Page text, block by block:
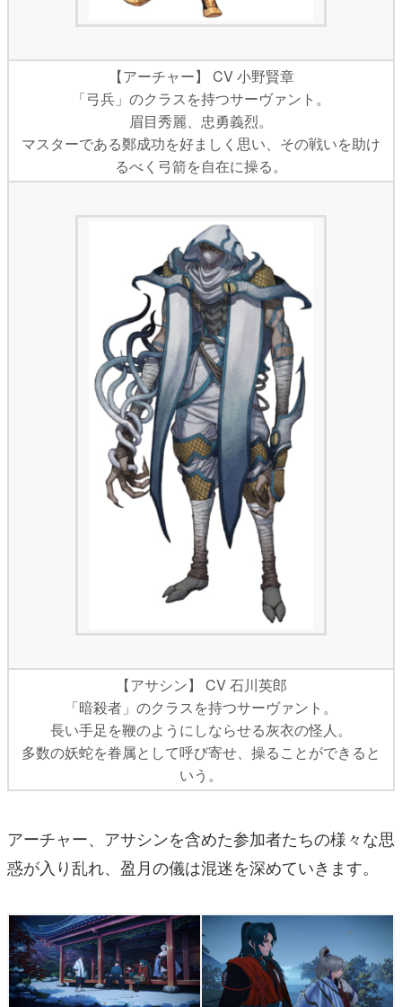
【アーチャー】 CV 小野賢章
「弓兵」のクラスを持つサーヴァント。
眉目秀麗、忠勇義烈。
マスターである鄭成功を好ましく思い、その戦いを助け
るべく弓箭を自在に操る。
【アサシン】 CV 石川英郎
「暗殺者」のクラスを持つサーヴァント。
長い手足を鞭のようにしならせる灰衣の怪人。
多数の妖蛇を眷属として呼び寄せ、操ることができると
いう。
アーチャー、アサシンを含めた参加者たちの様々な思
惑が入り乱れ、盈月の儀は混迷を深めていきます。